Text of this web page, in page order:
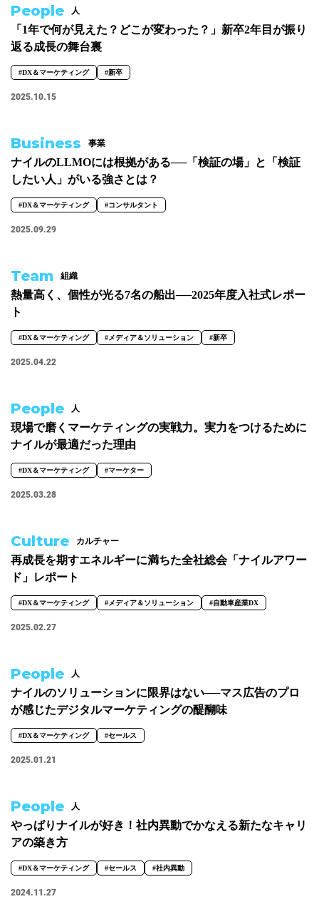
People 人
「1年で何が見えた？どこが変わった？」新卒2年目が振り
返る成長の舞台裏
#DX＆マーケティング #新卒
2025.10.15
Business 事業
ナイルのLLMOには根拠がある──「検証の場」と「検証
したい人」がいる強さとは？
#DX＆マーケティング #コンサルタント
2025.09.29
Team 組織
熱量高く、個性が光る7名の船出──2025年度入社式レポー
ト
#DX＆マーケティング #メディア＆ソリューション #新卒
2025.04.22
People 人
現場で磨くマーケティングの実戦力。実力をつけるために
ナイルが最適だった理由
#DX＆マーケティング #マーケター
2025.03.28
Culture カルチャー
再成長を期すエネルギーに満ちた全社総会「ナイルアワー
ド」レポート
#DX＆マーケティング #メディア＆ソリューション #自動車産業DX
2025.02.27
People 人
ナイルのソリューションに限界はない──マス広告のプロ
が感じたデジタルマーケティングの醍醐味
#DX＆マーケティング #セールス
2025.01.21
People 人
やっぱりナイルが好き！社内異動でかなえる新たなキャリ
アの築き方
#DX＆マーケティング #セールス #社内異動
2024.11.27